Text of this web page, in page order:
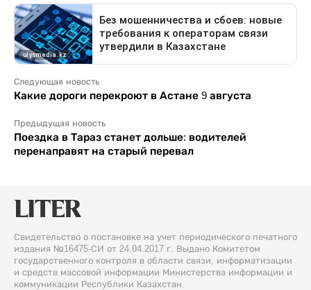
Следующая новость
Какие дороги перекроют в Астане 9 августа
Предыдущая новость
Поездка в Тараз станет дольше: водителей
перенаправят на старый перевал
Свидетельство о постановке на учет периодического печатного
издания №16475-СИ от 24.04.2017 г. Выдано Комитетом
государственного контроля в области связи, информатизации
и средств массовой информации Министерства информации и
коммуникации Республики Казахстан.